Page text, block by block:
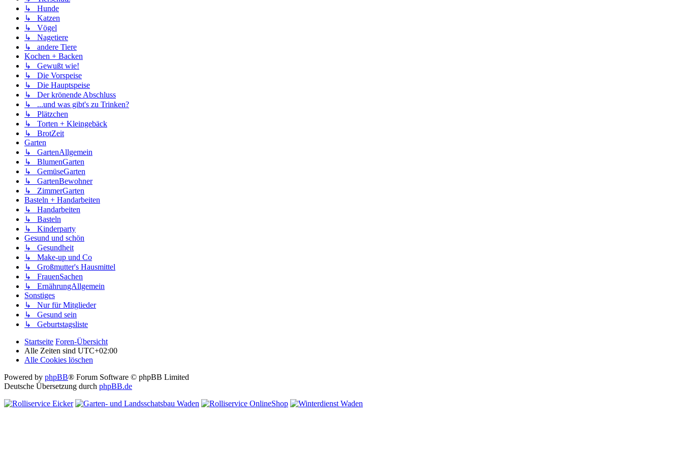
↳ Hunde
↳ Katzen
↳ Vögel
↳ Nagetiere
↳ andere Tiere
Kochen + Backen
↳ Gewußt wie!
↳ Die Vorspeise
↳ Die Hauptspeise
↳ Der krönende Abschluss
↳ ...und was gibt's zu Trinken?
↳ Plätzchen
↳ Torten + Kleingebäck
↳ BrotZeit
Garten
↳ GartenAllgemein
↳ BlumenGarten
↳ GemüseGarten
↳ GartenBewohner
↳ ZimmerGarten
Basteln + Handarbeiten
↳ Handarbeiten
↳ Basteln
↳ Kinderparty
Gesund und schön
↳ Gesundheit
↳ Make-up und Co
↳ Großmutter's Hausmittel
↳ FrauenSachen
↳ ErnährungAllgemein
Sonstiges
↳ Nur für Mitglieder
↳ Gesund sein
↳ Geburtstagsliste
Startseite Foren-Übersicht
Alle Zeiten sind UTC+02:00
Alle Cookies löschen
Powered by phpBB® Forum Software © phpBB Limited
Deutsche Übersetzung durch phpBB.de